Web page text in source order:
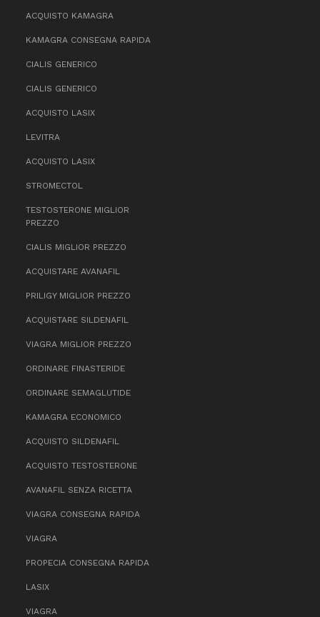
ACQUISTO KAMAGRA
KAMAGRA CONSEGNA RAPIDA
CIALIS GENERICO
CIALIS GENERICO
ACQUISTO LASIX
LEVITRA
ACQUISTO LASIX
STROMECTOL
TESTOSTERONE MIGLIOR
PREZZO
CIALIS MIGLIOR PREZZO
ACQUISTARE AVANAFIL
PRILIGY MIGLIOR PREZZO
ACQUISTARE SILDENAFIL
VIAGRA MIGLIOR PREZZO
ORDINARE FINASTERIDE
ORDINARE SEMAGLUTIDE
KAMAGRA ECONOMICO
ACQUISTO SILDENAFIL
ACQUISTO TESTOSTERONE
AVANAFIL SENZA RICETTA
VIAGRA CONSEGNA RAPIDA
VIAGRA
PROPECIA CONSEGNA RAPIDA
LASIX
VIAGRA